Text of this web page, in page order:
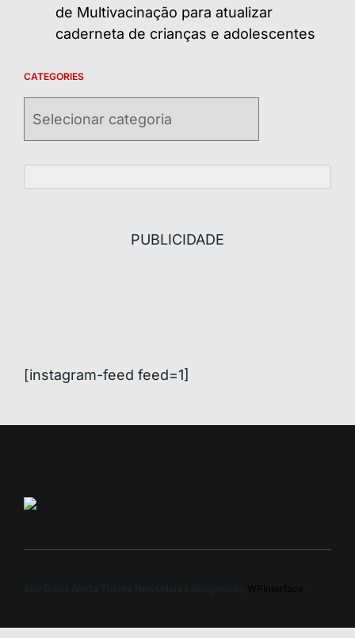
de Multivacinação para atualizar
caderneta de crianças e adolescentes
CATEGORIES
PUBLICIDADE
[instagram-feed feed=1]